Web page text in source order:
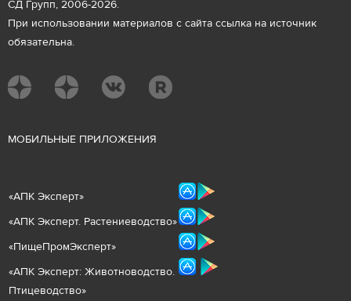
СД Групп, 2006-2026.
При использовании материалов с сайта ссылка на источник
обязательна.
МОБИЛЬНЫЕ ПРИЛОЖЕНИЯ
«АПК Эксперт»
«АПК Эксперт. Растениеводство»
«ПищеПромЭксперт»
«АПК Эксперт: Животноводство.
Птицеводство»